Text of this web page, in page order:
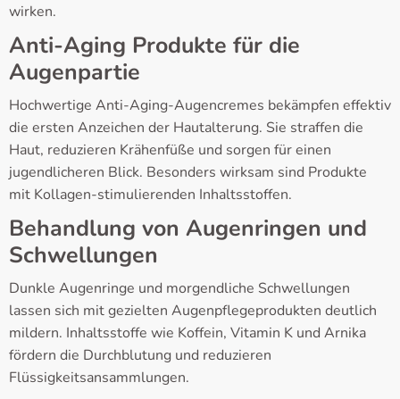
wirken.
Anti-Aging Produkte für die
Augenpartie
Hochwertige Anti-Aging-Augencremes bekämpfen effektiv
die ersten Anzeichen der Hautalterung. Sie straffen die
Haut, reduzieren Krähenfüße und sorgen für einen
jugendlicheren Blick. Besonders wirksam sind Produkte
mit Kollagen-stimulierenden Inhaltsstoffen.
Behandlung von Augenringen und
Schwellungen
Dunkle Augenringe und morgendliche Schwellungen
lassen sich mit gezielten Augenpflegeprodukten deutlich
mildern. Inhaltsstoffe wie Koffein, Vitamin K und Arnika
fördern die Durchblutung und reduzieren
Flüssigkeitsansammlungen.